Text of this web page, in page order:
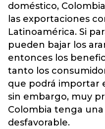
doméstico,
las exportaciones
Latinoamérica. Si
pueden bajar los
entonces los
tanto los
que podrá importar
sin embargo, muy
Colombia tenga
desfavorable.